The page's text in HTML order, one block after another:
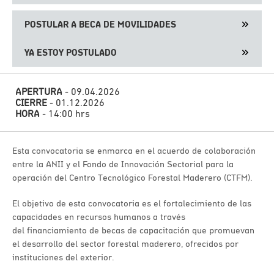
POSTULAR A BECA DE MOVILIDADES
YA ESTOY POSTULADO
APERTURA - 09.04.2026
CIERRE - 01.12.2026
HORA - 14:00 hrs
Esta convocatoria se enmarca en el acuerdo de colaboración
entre la ANII y el Fondo de Innovación Sectorial para la
operación del Centro Tecnológico Forestal Maderero (CTFM).
El objetivo de esta convocatoria es el fortalecimiento de las
capacidades en recursos humanos a través
del financiamiento de becas de capacitación que promuevan
el desarrollo del sector forestal maderero, ofrecidos por
instituciones del exterior.